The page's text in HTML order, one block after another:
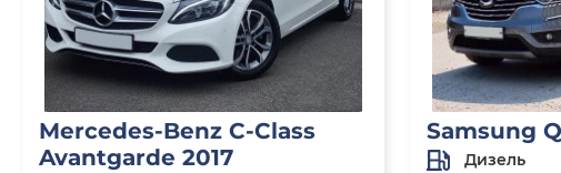
Mercedes-Benz C-Class
Avantgarde 2017
Samsung
Дизель